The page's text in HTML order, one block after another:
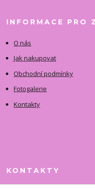
INFORMACE PRO
O nás
Jak nakupovat
Obchodní podmínky
Fotogalerie
Kontakty
KONTAKTY